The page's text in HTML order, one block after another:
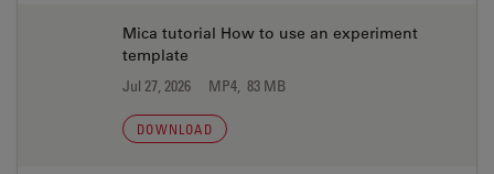
Mica tutorial How to use an experiment
template
Jul 27, 2026 MP4, 83 MB
DOWNLOAD